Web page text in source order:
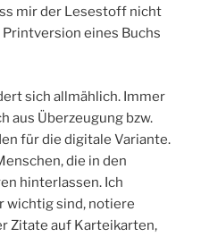
mir der Lesestoff nicht
eines Buchs
sich allmählich. Immer
aus Überzeugung bzw.
für die digitale Variante.
die in den
hinterlassen. Ich
wichtig sind, notiere
Zitate auf Karteikarten,